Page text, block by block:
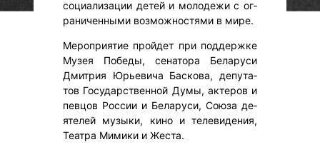
со­ци­али­зации де­тей и мо­лоде­жи с ог­
ра­ничен­ны­ми воз­можнос­тя­ми в ми­ре.
Ме­роп­ри­ятие прой­дет при под­дер­жке
Му­зея По­беды, се­нато­ра Бе­лару­си
Дмит­рия Юрь­еви­ча Бас­ко­ва, де­пута­
тов Го­сударс­твен­ной Ду­мы, ак­те­ров и
пев­цов Рос­сии и Бе­лару­си, Со­юза де­
яте­лей му­зыки, ки­но и те­леви­дения,
Те­ат­ра Ми­мики и Жес­та.